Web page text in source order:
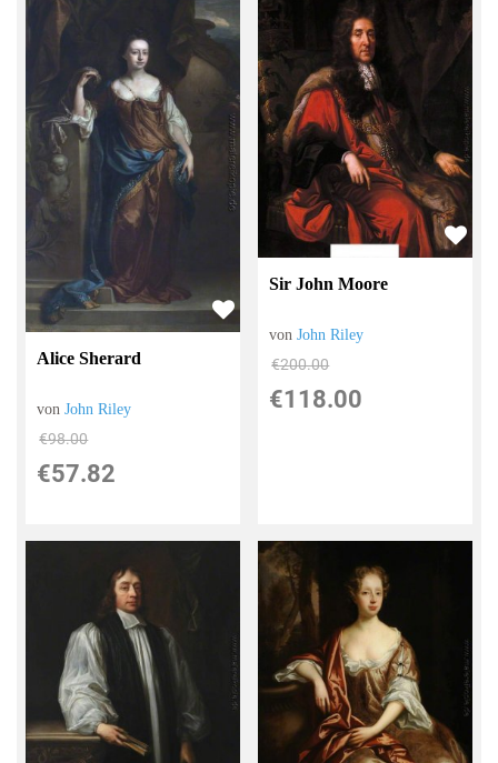
Alice Sherard
vonJohn Riley
€98.00
€57.82
Sir John Moore
vonJohn Riley
€200.00
€118.00